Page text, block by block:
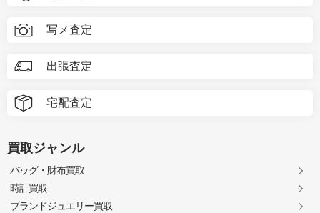
写メ査定
出張査定
宅配査定
買取ジャンル
バッグ・財布買取
時計買取
ブランドジュエリー買取